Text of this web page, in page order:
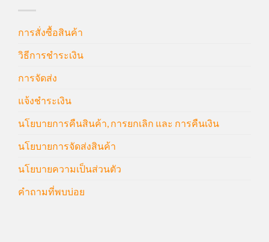
การสั่งซื้อสินค้า
วิธีการชำระเงิน
การจัดส่ง
แจ้งชำระเงิน
นโยบายการคืนสินค้า, การยกเลิก และ การคืนเงิน
นโยบายการจัดส่งสินค้า
นโยบายความเป็นส่วนตัว
คำถามที่พบบ่อย